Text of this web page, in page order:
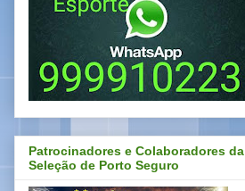
Patrocinadores e Colaboradores da
Seleção de Porto Seguro